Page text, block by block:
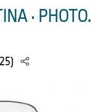
· PHOTO.